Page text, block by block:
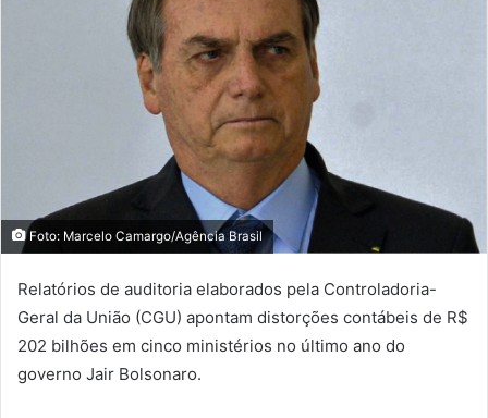
Foto: Marcelo Camargo/Agência Brasil
Relatórios de auditoria elaborados pela Controladoria-
Geral da União (CGU) apontam distorções contábeis de R$
202 bilhões em cinco ministérios no último ano do
governo Jair Bolsonaro.